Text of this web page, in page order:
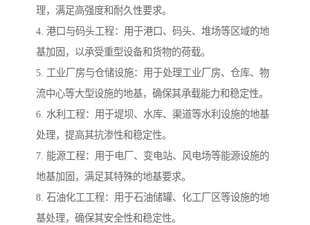
理，满足高强度和耐久性要求。
4. 港口与码头工程：用于港口、码头、堆场等区域的地
基加固，以承受重型设备和货物的荷载。
5. 工业厂房与仓储设施：用于处理工业厂房、仓库、物
流中心等大型设施的地基，确保其承载能力和稳定性。
6. 水利工程：用于堤坝、水库、渠道等水利设施的地基
处理，提高其抗渗性和稳定性。
7. 能源工程：用于电厂、变电站、风电场等能源设施的
地基加固，满足其特殊的地基要求。
8. 石油化工工程：用于石油储罐、化工厂区等设施的地
基处理，确保其安全性和稳定性。